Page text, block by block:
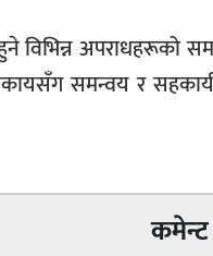
विभिन्न अपराधहरूको
समन्वय र
कमेन्ट